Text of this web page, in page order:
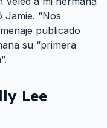
Jamie. “Nos
publicado
su “primera
Lee